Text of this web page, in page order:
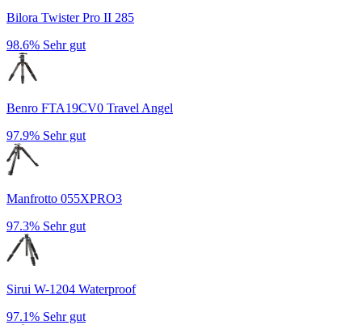
Bilora Twister Pro II 285
98.6% Sehr gut
Benro FTA19CV0 Travel Angel
97.9% Sehr gut
Manfrotto 055XPRO3
97.3% Sehr gut
Sirui W-1204 Waterproof
97.1% Sehr gut